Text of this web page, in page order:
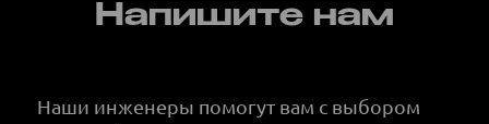
Напишите нам
Наши инженеры помогут вам с выбором